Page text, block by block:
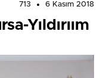
713 6 Kasım 2018
Yıldırıım